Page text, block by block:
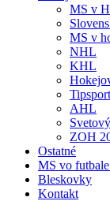
MS v
MS v
NHL
KHL
AHL
ZOH
Ostatné
MS vo
Bleskovky
Kontakt